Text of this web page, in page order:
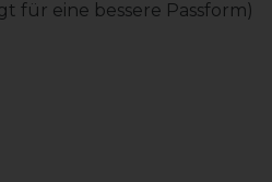
für eine bessere Passform)